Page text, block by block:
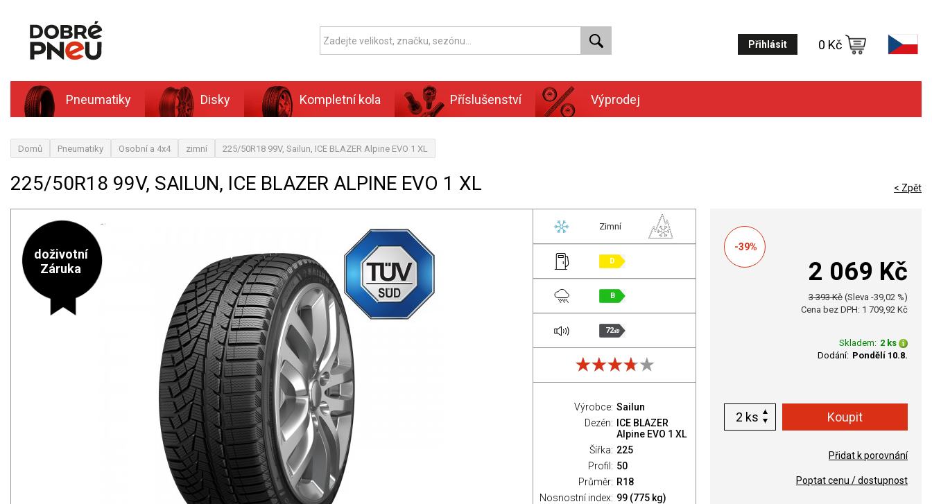
Přihlásit 0 Kč
Pneumatiky Disky Kompletní kola Příslušenství Výprodej
Domů Pneumatiky Osobní a 4x4 zimní 225/50R18 99V, Sailun, ICE BLAZER Alpine EVO 1 XL
225/50R18 99V, SAILUN, ICE BLAZER ALPINE EVO 1 XL < Zpět
doživotní
Záruka
Zimní
D
B
72dB
Výrobce: Sailun
Dezén:
ICE BLAZER
Alpine EVO 1 XL
Šířka: 225
Profil: 50
Průměr: R18
Nosnostní index: 99 (775 kg)
-39%
2 069 Kč
3 393 Kč (Sleva -39,02 %)
Cena bez DPH: 1 709,92 Kč
Skladem: 2 ks
Dodání: Pondělí 10.8.
ks
Přidat k porovnání
Poptat cenu / dostupnost